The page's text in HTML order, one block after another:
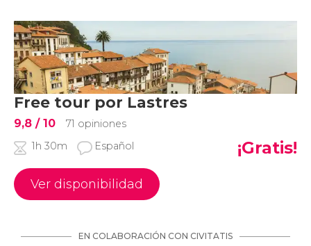
Free tour por Lastres
9,8 / 10
71 opiniones
1h 30m
Español ¡Gratis!
Ver disponibilidad
EN COLABORACIÓN CON CIVITATIS